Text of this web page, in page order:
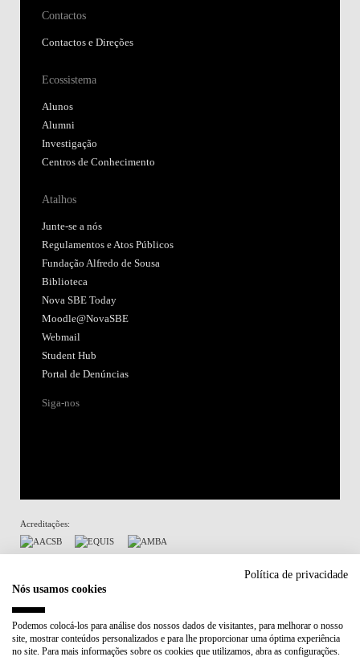
Contactos
Contactos e Direções
Ecossistema
Alunos
Alumni
Investigação
Centros de Conhecimento
Atalhos
Junte-se a nós
Regulamentos e Atos Públicos
Fundação Alfredo de Sousa
Biblioteca
Nova SBE Today
Moodle@NovaSBE
Webmail
Student Hub
Portal de Denúncias
Siga-nos
Acreditações:
Participa em:
Plano de Recuperação e Resiliência (PRR)
Política de privacidade
Nós usamos cookies
Podemos colocá-los para análise dos nossos dados de visitantes, para melhorar o nosso
site, mostrar conteúdos personalizados e para lhe proporcionar uma óptima experiência
no site. Para mais informações sobre os cookies que utilizamos, abra as configurações.